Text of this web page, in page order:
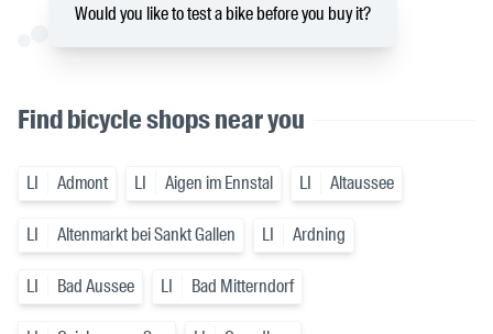
Would you like to test a bike before you buy it?
Find bicycle shops near you
LI Admont LI Aigen im Ennstal LI Altaussee
LI Altenmarkt bei Sankt Gallen LI Ardning
LI Bad Aussee LI Bad Mitterndorf